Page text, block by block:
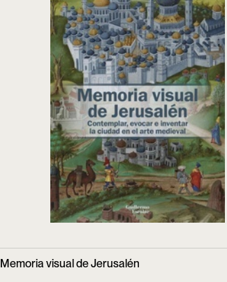
Memoria visual de Jerusalén